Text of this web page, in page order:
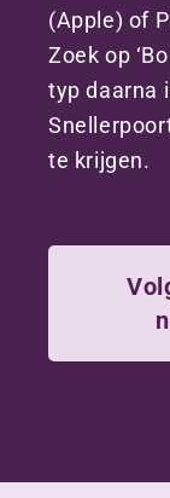
(Apple) of
Zoek op
typ daarna
te krijgen.